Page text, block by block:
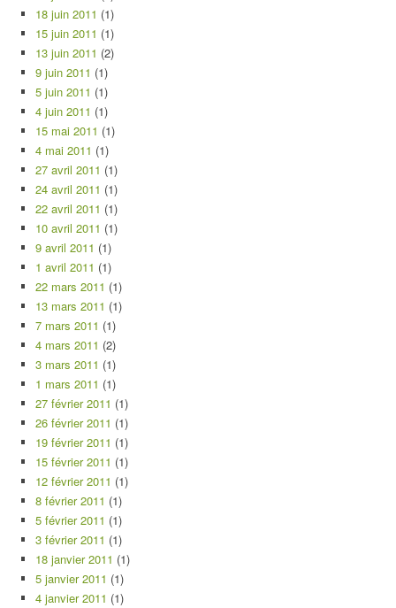
18 juin 2011 (1)
15 juin 2011 (1)
13 juin 2011 (2)
9 juin 2011 (1)
5 juin 2011 (1)
4 juin 2011 (1)
15 mai 2011 (1)
4 mai 2011 (1)
27 avril 2011 (1)
24 avril 2011 (1)
22 avril 2011 (1)
10 avril 2011 (1)
9 avril 2011 (1)
1 avril 2011 (1)
22 mars 2011 (1)
13 mars 2011 (1)
7 mars 2011 (1)
4 mars 2011 (2)
3 mars 2011 (1)
1 mars 2011 (1)
27 février 2011 (1)
26 février 2011 (1)
19 février 2011 (1)
15 février 2011 (1)
12 février 2011 (1)
8 février 2011 (1)
5 février 2011 (1)
3 février 2011 (1)
18 janvier 2011 (1)
5 janvier 2011 (1)
4 janvier 2011 (1)